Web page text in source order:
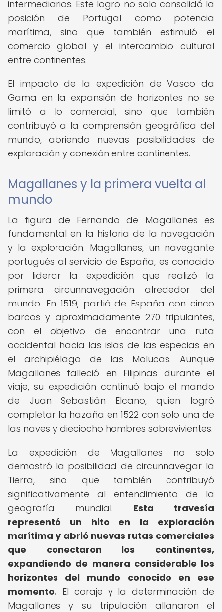
intermediarios. Este logro no solo consolidó la
posición de Portugal como potencia
marítima, sino que también estimuló el
comercio global y el intercambio cultural
entre continentes.
El impacto de la expedición de Vasco da
Gama en la expansión de horizontes no se
limitó a lo comercial, sino que también
contribuyó a la comprensión geográfica del
mundo, abriendo nuevas posibilidades de
exploración y conexión entre continentes.
Magallanes y la primera vuelta al
mundo
La figura de Fernando de Magallanes es
fundamental en la historia de la navegación
y la exploración. Magallanes, un navegante
portugués al servicio de España, es conocido
por liderar la expedición que realizó la
primera circunnavegación alrededor del
mundo. En 1519, partió de España con cinco
barcos y aproximadamente 270 tripulantes,
con el objetivo de encontrar una ruta
occidental hacia las islas de las especias en
el archipiélago de las Molucas. Aunque
Magallanes falleció en Filipinas durante el
viaje, su expedición continuó bajo el mando
de Juan Sebastián Elcano, quien logró
completar la hazaña en 1522 con solo una de
las naves y dieciocho hombres sobrevivientes.
La expedición de Magallanes no solo
demostró la posibilidad de circunnavegar la
Tierra, sino que también contribuyó
significativamente al entendimiento de la
geografía mundial. Esta travesía
representó un hito en la exploración
marítima y abrió nuevas rutas comerciales
que conectaron los continentes,
expandiendo de manera considerable los
horizontes del mundo conocido en ese
momento. El coraje y la determinación de
Magallanes y su tripulación allanaron el